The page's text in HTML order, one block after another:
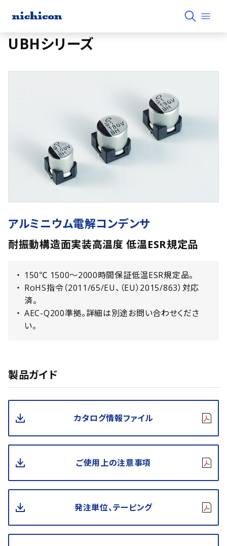
UBHシリーズ
アルミニウム電解コンデンサ
耐振動構造面実装高温度 低温ESR規定品
150℃ 1500〜2000時間保証低温ESR規定品。
RoHS指令（2011/65/EU、（EU）2015/863）対応
済。
AEC-Q200準拠。詳細は別途お問い合わせくださ
い。
製品ガイド
カタログ情報ファイル
ご使用上の注意事項
発注単位、テーピング